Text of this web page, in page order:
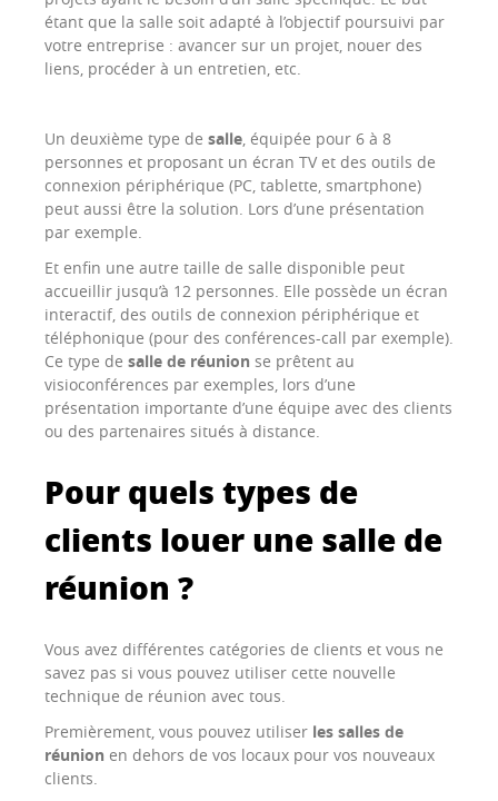
étant que la salle soit adapté à l’objectif poursuivi par
votre entreprise : avancer sur un projet, nouer des
liens, procéder à un entretien, etc.
Un deuxième type de salle, équipée pour 6 à 8
personnes et proposant un écran TV et des outils de
connexion périphérique (PC, tablette, smartphone)
peut aussi être la solution. Lors d’une présentation
par exemple.
Et enfin une autre taille de salle disponible peut
accueillir jusqu’à 12 personnes. Elle possède un écran
interactif, des outils de connexion périphérique et
téléphonique (pour des conférences-call par exemple).
Ce type de salle de réunion se prêtent au
visioconférences par exemples, lors d’une
présentation importante d’une équipe avec des clients
ou des partenaires situés à distance.
Pour quels types de
clients louer une salle de
réunion ?
Vous avez différentes catégories de clients et vous ne
savez pas si vous pouvez utiliser cette nouvelle
technique de réunion avec tous.
Premièrement, vous pouvez utiliser les salles de
réunion en dehors de vos locaux pour vos nouveaux
clients.